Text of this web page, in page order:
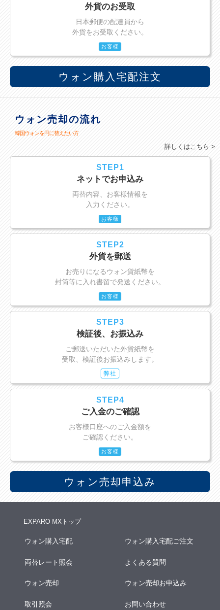
外貨のお受取
日本郵便の配達員から
外貨をお受取ください。
お客様
ウォン購入宅配注文
ウォン売却の流れ
韓国ウォンを円に替えたい方
詳しくはこちら >
STEP1
ネットでお申込み
両替内容、お客様情報を
入力ください。
お客様
STEP2
外貨を郵送
お売りになるウォン貨紙幣を
封筒等に入れ書留で発送ください。
お客様
STEP3
検証後、お振込み
ご郵送いただいた外貨紙幣を
受取、検証後お振込みします。
弊社
STEP4
ご入金のご確認
お客様口座へのご入金額を
ご確認ください。
お客様
ウォン売却申込み
EXPARO MXトップ
ウォン購入宅配 ウォン購入宅配ご注文
両替レート照会 よくある質問
ウォン売却 ウォン売却お申込み
取引照会 お問い合わせ